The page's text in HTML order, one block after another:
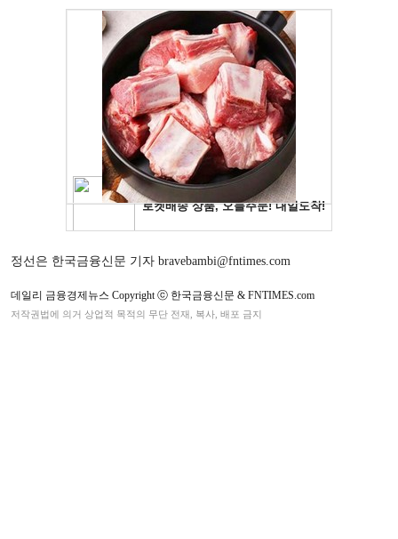
정선은 한국금융신문 기자 bravebambi@fntimes.com
데일리 금융경제뉴스 Copyright ⓒ 한국금융신문 & FNTIMES.com
저작권법에 의거 상업적 목적의 무단 전재, 복사, 배포 금지